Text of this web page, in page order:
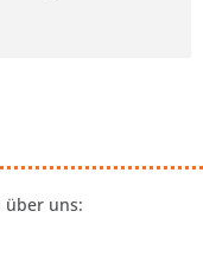
über uns: